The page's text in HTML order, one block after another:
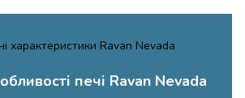
печі Ravan Nevada